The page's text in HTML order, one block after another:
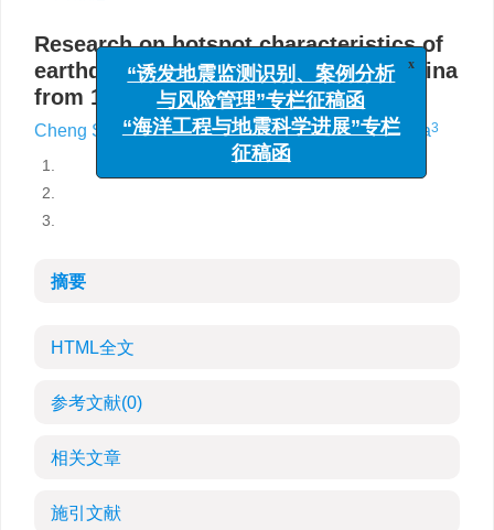
Research on hotspot characteristics of
earthquakes aboveML5.5 in North China
from 1991 to 1999
Cheng Song1, , , Yongxian Zhang2, Caiyun Xia3
1.
2.
3.
摘要
HTML全文
参考文献(0)
相关文章
施引文献
“诱发地震监测识别、案例分析
与风险管理”专栏征稿函
“海洋工程与地震科学进展”专栏
征稿函